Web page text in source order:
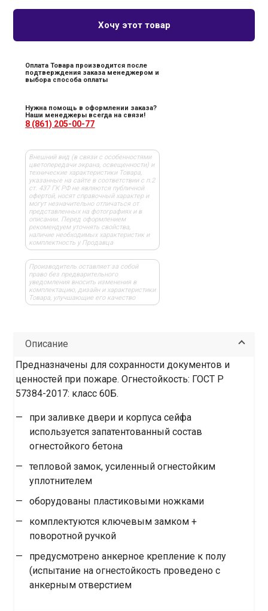
Хочу этот товар
Оплата Товара производится после
подтверждения заказа менеджером и
выбора способа оплаты
Нужна помощь в оформлении заказа?
Наши менеджеры всегда на связи!
8 (861) 205-00-77
Внешний вид (в связи с особенностями
цветопередачи экрана, освещенности) и
технические характеристики Товара,
указанные на сайте в соответствии с п.2
ст. 437 ГК РФ не являются публичной
офертой, носят справочный характер и
могут незначительно отличаться от
представленных на фотографиях и в
описании. Перед оформлением
рекомендуем уточнять свойства,
наличие необходимых характеристик и
комплектность у Продавца
Производитель оставляет за собой
право без предварительного
уведомления вносить изменения в
комплектацию, дизайн и характеристики
Товара, улучшающие его качество
Описание
Предназначены для сохранности документов и
ценностей при пожаре. Огнестойкость: ГОСТ Р
57384-2017: класс 60Б.
при заливке двери и корпуса сейфа
используется запатентованный состав
огнестойкого бетона
тепловой замок, усиленный огнестойким
уплотнителем
оборудованы пластиковыми ножками
комплектуются ключевым замком +
поворотной ручкой
предусмотрено анкерное крепление к полу
(испытание на огнестойкость проведено с
анкерным отверстием